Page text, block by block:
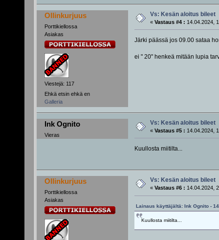
Ollinkurjuus
Porttikiellossa
Asiakas
Viestejä: 117
Ehkä etsin ehkä en
Galleria
Vs: Kesän aloitus bileet
« Vastaus #4 : 14.04.2024,
Järki päässä jos 09.00 sataa
ei " 20" henkeä mitään lupia
Ink Ognito
Vieras
Vs: Kesän aloitus bileet
« Vastaus #5 : 14.04.2024,
Kuullosta miitilta...
Ollinkurjuus
Porttikiellossa
Asiakas
Vs: Kesän aloitus bileet
« Vastaus #6 : 14.04.2024,
Lainaus käyttäjältä: Ink Ognito -
Kuullosta miitilta...